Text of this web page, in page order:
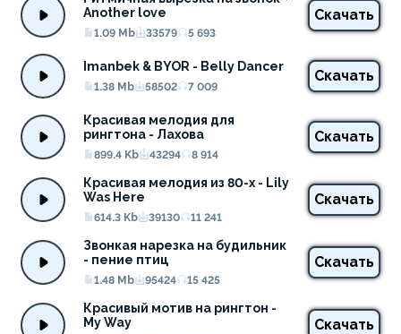
Another love
1.09 Mb 33579 5 693
Скачать
Imanbek & BYOR - Belly Dancer
1.38 Mb 58502 7 009
Скачать
Красивая мелодия для
рингтона - Лахова
899.4 Kb 43294 8 914
Скачать
Красивая мелодия из 80-х - Lily
Was Here
614.3 Kb 39130 11 241
Скачать
Звонкая нарезка на будильник
- пение птиц
1.48 Mb 95424 15 425
Скачать
Красивый мотив на рингтон -
My Way
Скачать